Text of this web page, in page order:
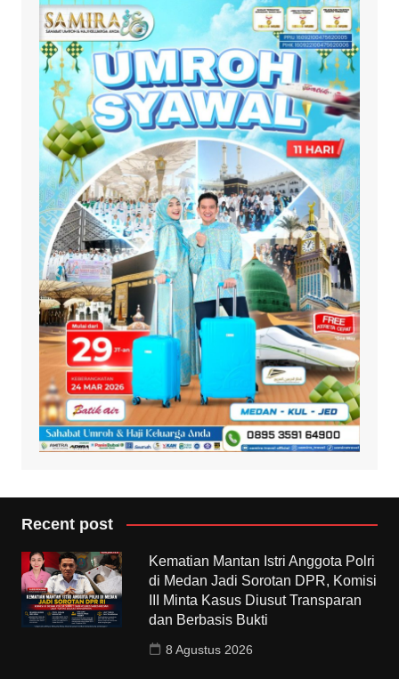
Recent post
Kematian Mantan Istri Anggota Polri
di Medan Jadi Sorotan DPR, Komisi
III Minta Kasus Diusut Transparan
dan Berbasis Bukti
8 Agustus 2026